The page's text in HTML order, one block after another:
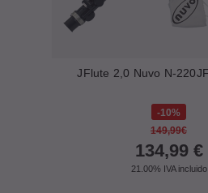
JFlute 2,0 Nuvo N-
10%
149,99€
134,99 €
21.00% IVA incluido